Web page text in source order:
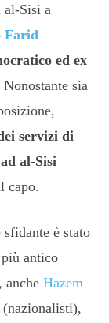
Sisi a
Farid
ed ex
sia
servizi di
al-Sisi
capo.
è stato
antico
Hazem